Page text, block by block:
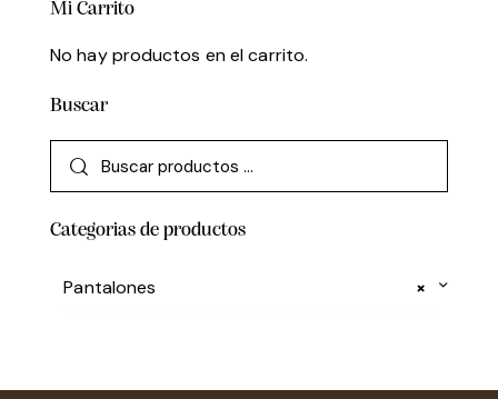
Mi Carrito
No hay productos en el carrito.
Buscar
Categorias de productos
×
Pantalones